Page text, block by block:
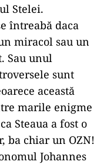
Stelei.
întreabă daca
miracol sau un
Sau unul
sunt
această
marile enigme
Steaua a fost o
ba chiar un OZN!
Johannes